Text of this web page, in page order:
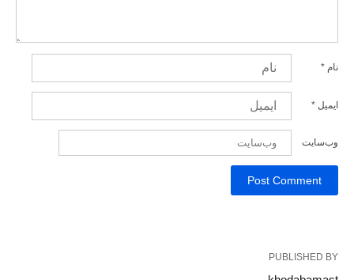
نام *
ایمیل *
وب‌سایت
PUBLISHED BY